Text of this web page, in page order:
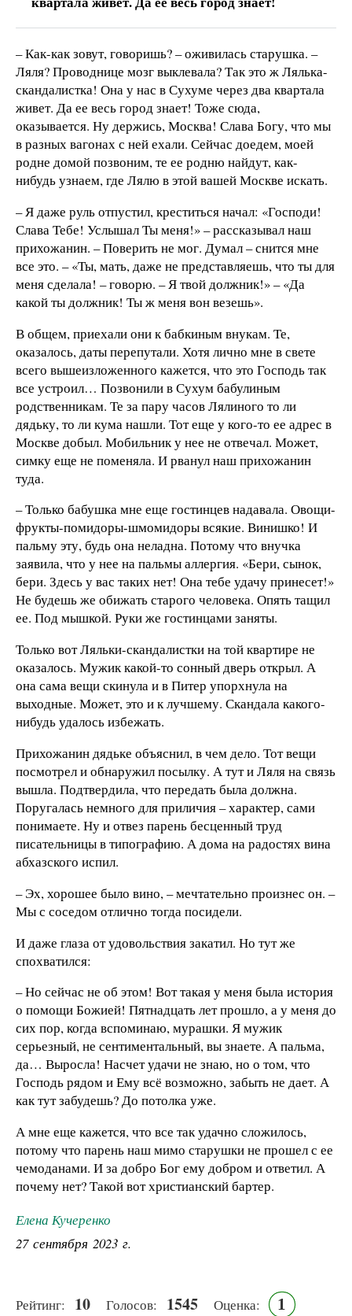
– Как-как зовут, говоришь? – оживилась старушка. –
Ляля? Проводнице мозг выклевала? Так это ж Лялька-
скандалистка! Она у нас в Сухуме через два квартала
живет. Да ее весь город знает! Тоже сюда,
оказывается. Ну держись, Москва! Слава Богу, что мы
в разных вагонах с ней ехали. Сейчас доедем, моей
родне домой позвоним, те ее родню найдут, как-
нибудь узнаем, где Лялю в этой вашей Москве искать.
– Я даже руль отпустил, креститься начал: «Господи!
Слава Тебе! Услышал Ты меня!» – рассказывал наш
прихожанин. – Поверить не мог. Думал – снится мне
все это. – «Ты, мать, даже не представляешь, что ты для
меня сделала! – говорю. – Я твой должник!» – «Да
какой ты должник! Ты ж меня вон везешь».
В общем, приехали они к бабкиным внукам. Те,
оказалось, даты перепутали. Хотя лично мне в свете
всего вышеизложенного кажется, что это Господь так
все устроил… Позвонили в Сухум бабулиным
родственникам. Те за пару часов Лялиного то ли
дядьку, то ли кума нашли. Тот еще у кого-то ее адрес в
Москве добыл. Мобильник у нее не отвечал. Может,
симку еще не поменяла. И рванул наш прихожанин
туда.
– Только бабушка мне еще гостинцев надавала. Овощи-
фрукты-помидоры-шмомидоры всякие. Винишко! И
пальму эту, будь она неладна. Потому что внучка
заявила, что у нее на пальмы аллергия. «Бери, сынок,
бери. Здесь у вас таких нет! Она тебе удачу принесет!»
Не будешь же обижать старого человека. Опять тащил
ее. Под мышкой. Руки же гостинцами заняты.
Только вот Ляльки-скандалистки на той квартире не
оказалось. Мужик какой-то сонный дверь открыл. А
она сама вещи скинула и в Питер упорхнула на
выходные. Может, это и к лучшему. Скандала какого-
нибудь удалось избежать.
Прихожанин дядьке объяснил, в чем дело. Тот вещи
посмотрел и обнаружил посылку. А тут и Ляля на связь
вышла. Подтвердила, что передать была должна.
Поругалась немного для приличия – характер, сами
понимаете. Ну и отвез парень бесценный труд
писательницы в типографию. А дома на радостях вина
абхазского испил.
– Эх, хорошее было вино, – мечтательно произнес он. –
Мы с соседом отлично тогда посидели.
И даже глаза от удовольствия закатил. Но тут же
спохватился:
– Но сейчас не об этом! Вот такая у меня была история
о помощи Божией! Пятнадцать лет прошло, а у меня до
сих пор, когда вспоминаю, мурашки. Я мужик
серьезный, не сентиментальный, вы знаете. А пальма,
да… Выросла! Насчет удачи не знаю, но о том, что
Господь рядом и Ему всё возможно, забыть не дает. А
как тут забудешь? До потолка уже.
А мне еще кажется, что все так удачно сложилось,
потому что парень наш мимо старушки не прошел с ее
чемоданами. И за добро Бог ему добром и ответил. А
почему нет? Такой вот христианский бартер.
Елена Кучеренко
27 сентября 2023 г.
Рейтинг: 10 Голосов: 1545 Оценка: 1